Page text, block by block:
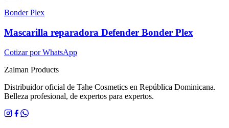
Bonder Plex
Mascarilla reparadora Defender Bonder Plex
Cotizar por WhatsApp
Zalman Products
Distribuidor oficial de Tahe Cosmetics en República Dominicana.
Belleza profesional, de expertos para expertos.